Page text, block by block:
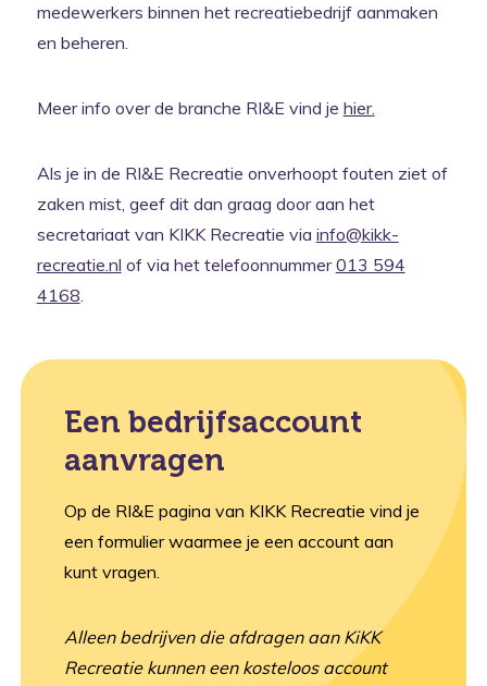
medewerkers binnen het recreatiebedrijf aanmaken
en beheren.
Meer info over de branche RI&E vind je hier.
Als je in de RI&E Recreatie onverhoopt fouten ziet of
zaken mist, geef dit dan graag door aan het
secretariaat van KIKK Recreatie via info@kikk-
recreatie.nl of via het telefoonnummer013 594
4168.
Een bedrijfsaccount
aanvragen
Op de RI&E pagina van KIKK Recreatie vind je
een formulier waarmee je een account aan
kunt vragen.
Alleen bedrijven die afdragen aan KiKK
Recreatie kunnen een kosteloos account